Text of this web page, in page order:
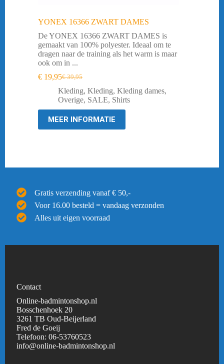
YONEX 16366 ZWART DAMES
De YONEX 16366 ZWART DAMES is
gemaakt van 100% polyester. Ideaal om te
dragen naar de training als het warm is maar
ook om in ...
€39,95
Oorspronkelijke
prijs
was:
€ 39,95.
€ 19,95Huidige
prijs
is:
€ 19,95.
Kleding, Kleding, Kleding dames,
Overige, SALE, Shirts
MEER INFORMATIE
Gratis verzending vanaf € 50,-
Voor 16.00 besteld = vandaag verzonden
Alles uit eigen voorraad
Contact
Online-badmintonshop.nl
Bosschenhoek 20
3261 TB Oud-Beijerland
Fred de Goeij
Telefoon:06-53760523
info@online-badmintonshop.nl